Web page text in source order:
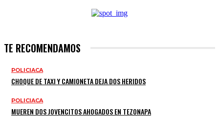
TE RECOMENDAMOS
POLICIACA
CHOQUE DE TAXI Y CAMIONETA DEJA DOS HERIDOS
POLICIACA
MUEREN DOS JOVENCITOS AHOGADOS EN TEZONAPA